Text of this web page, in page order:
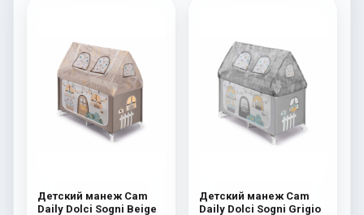
Детский манеж Cam
Daily Dolci Sogni Beige
Детский манеж Cam
Daily Dolci Sogni Grigio